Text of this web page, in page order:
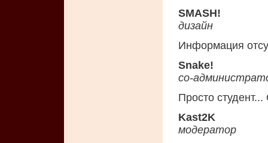
SMASH!
дизайн
Информация
Snake!
со-
Просто
Kast2K
модератор